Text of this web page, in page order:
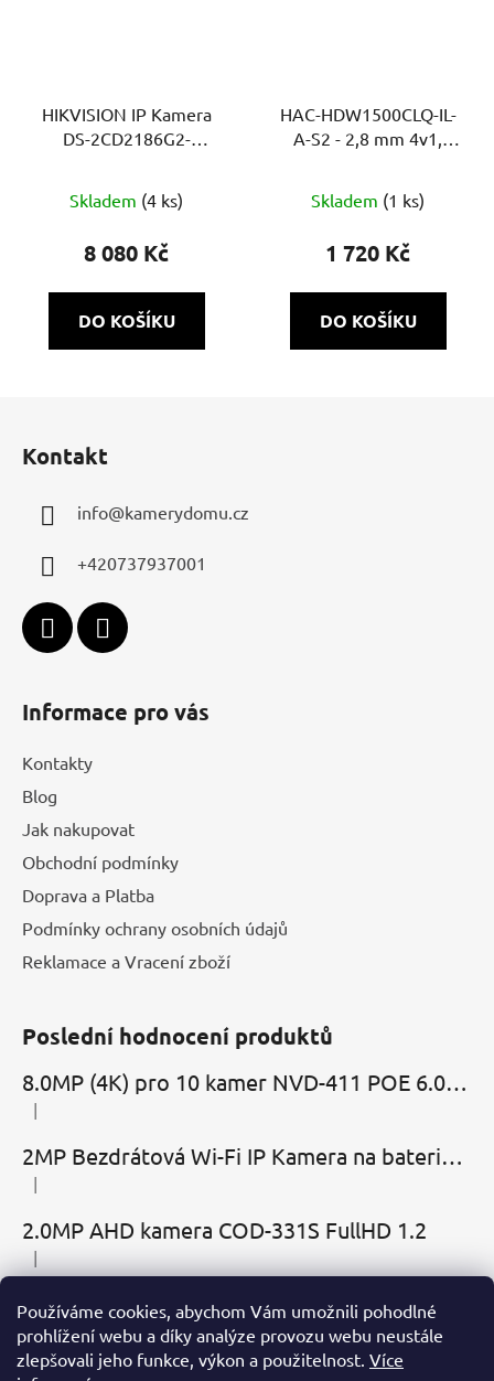
Používáme cookies, abychom Vám umožnili pohodlné
prohlížení webu a díky analýze provozu webu neustále
zlepšovali jeho funkce, výkon a použitelnost. Více
HIKVISION IP Kamera
DS-2CD2186G2-
Skladem (4 ks)
8 080 Kč
DO KOŠÍKU
HAC-HDW1500CLQ-IL-
A-S2 - 2,8 mm 4v1,
20m, DWDR, MIC, Super
Skladem (1 ks)
1 720 Kč
DO KOŠÍKU
Kontakt
info@kamerydomu.cz
+420737937001
Informace pro vás
Kontakty
Blog
Jak nakupovat
Obchodní podmínky
Doprava a Platba
Podmínky ochrany osobních údajů
Reklamace a Vracení zboží
Poslední hodnocení produktů
8.0MP (4K) pro 10 kamer NVD-411 POE 6.0 Cloud
Hodnocení produktu je 5 z 5 hvězdiček.
|
2MP Bezdrátová Wi-Fi IP Kamera na baterie MBC-Cubic s mikrofonem, reproduktorem a slotem microSD
Hodnocení produktu je 2 z 5 hvězdiček.
|
2.0MP AHD kamera COD-331S FullHD 1.2
Hodnocení produktu je 5 z 5 hvězdiček.
|
Přijímáme online platby